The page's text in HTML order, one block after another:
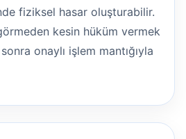
fiziksel hasar oluşturabilir.
kesin hüküm vermek
onaylı işlem mantığıyla